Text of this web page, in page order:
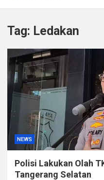
Kapolda Sumsel
Satpol PP Bandung
Polisi Bongkar
Puluhan Gram
Kurir Ganja
di Pasaman Barat
Tag: Ledakan
NEWS
Polisi Lakukan Olah
Tangerang Selatan